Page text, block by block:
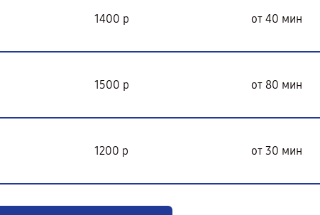
1400 р от 40 мин
1500 р от 80 мин
1200 р от 30 мин